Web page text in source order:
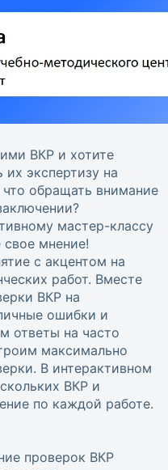
ВКР и хотите
экспертизу на
обращать внимание
мастер-классу
мнение!
с акцентом на
работ. Вместе
ВКР на
ошибки и
ответы на часто
максимально
В интерактивном
ВКР и
по каждой работе.
проверок ВКР